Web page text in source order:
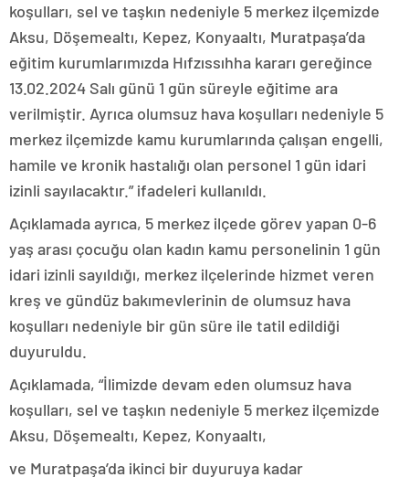
koşulları, sel ve taşkın nedeniyle 5 merkez ilçemizde
Aksu, Döşemealtı, Kepez, Konyaaltı, Muratpaşa’da
eğitim kurumlarımızda Hıfzıssıhha kararı gereğince
13.02.2024 Salı günü 1 gün süreyle eğitime ara
verilmiştir. Ayrıca olumsuz hava koşulları nedeniyle 5
merkez ilçemizde kamu kurumlarında çalışan engelli,
hamile ve kronik hastalığı olan personel 1 gün idari
izinli sayılacaktır.” ifadeleri kullanıldı.
Açıklamada ayrıca, 5 merkez ilçede görev yapan 0-6
yaş arası çocuğu olan kadın kamu personelinin 1 gün
idari izinli sayıldığı, merkez ilçelerinde hizmet veren
kreş ve gündüz bakımevlerinin de olumsuz hava
koşulları nedeniyle bir gün süre ile tatil edildiği
duyuruldu.
Açıklamada, “İlimizde devam eden olumsuz hava
koşulları, sel ve taşkın nedeniyle 5 merkez ilçemizde
Aksu, Döşemealtı, Kepez, Konyaaltı,
ve Muratpaşa’da ikinci bir duyuruya kadar